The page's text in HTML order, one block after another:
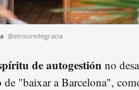
@elrouredegracia
de autogestiónno
de "baixar a Barcelona",